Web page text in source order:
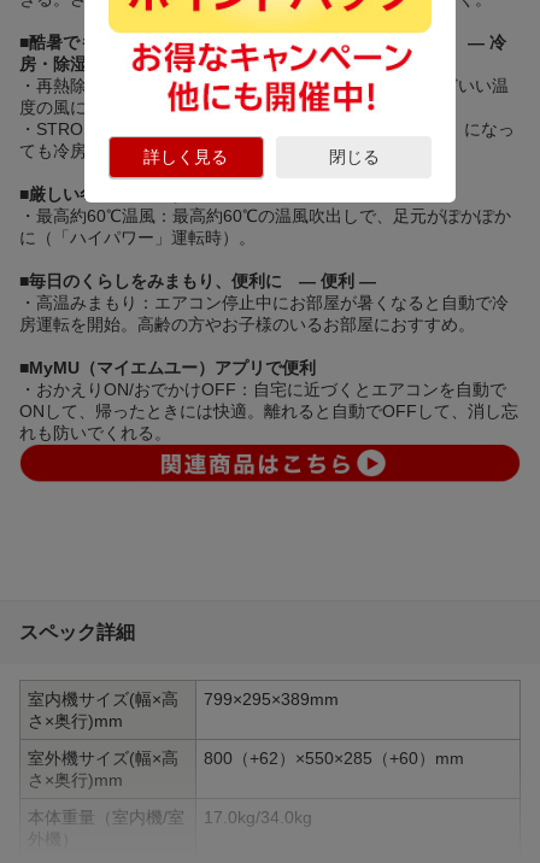
詳しく見る 閉じる
■酷暑でも止まらない運転と寒くなりにくい除湿で快適に — 冷
房・除湿 —
・再熱除湿：冷たい風とあたたかい風を混ぜて、ちょうどいい温
度の風にするから、肌寒さを抑えて除湿できる。
・STRONG冷房：屋外温度が50℃（室外機の吸込み温度）になっ
ても冷房運転が止まらない。
■厳しい冬も快適にあたためる — 暖房 —
・最高約60℃温風：最高約60℃の温風吹出しで、足元がぽかぽか
に（「ハイパワー」運転時）。
■毎日のくらしをみまもり、便利に — 便利 —
・高温みまもり：エアコン停止中にお部屋が暑くなると自動で冷
房運転を開始。高齢の方やお子様のいるお部屋におすすめ。
■MyMU（マイエムユー）アプリで便利
・おかえりON/おでかけOFF：自宅に近づくとエアコンを自動で
ONして、帰ったときには快適。離れると自動でOFFして、消し忘
れも防いでくれる。
スペック詳細
室内機サイズ(幅×高
さ×奥行)mm
799×295×389mm
室外機サイズ(幅×高
さ×奥行)mm
800（+62）×550×285（+60）mm
本体重量（室内機/室
外機）
17.0kg/34.0kg